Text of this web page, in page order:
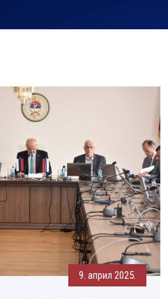
9. април 2025.